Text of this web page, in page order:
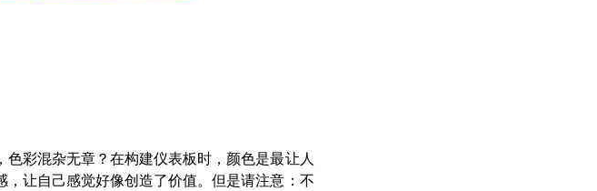
彩混杂无章？在构建仪表板时，颜色是最让人
让自己感觉好像创造了价值。但是请注意：不